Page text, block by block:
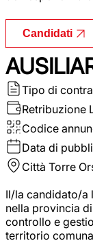
Candidati
Tipo di
Retribuzione
Codice
Data di
Città Torre
Il/la candidato/a
nella provincia
controllo e
territorio